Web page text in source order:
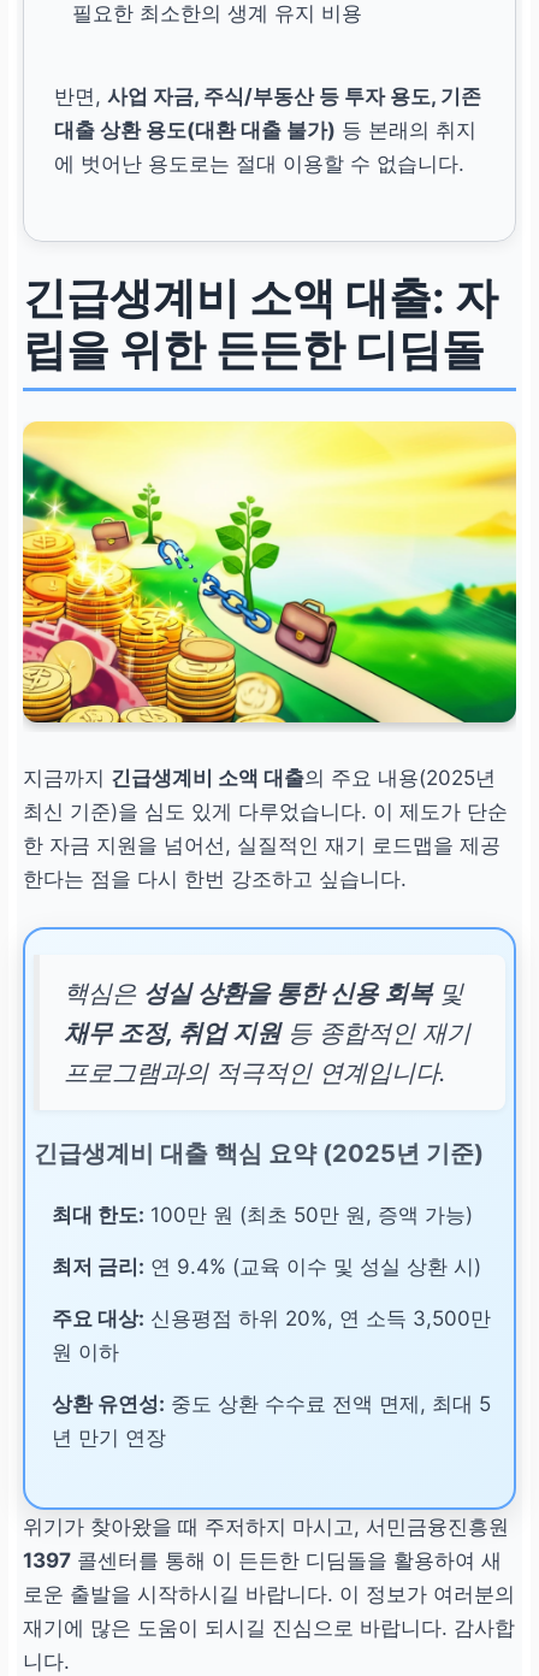
필요한 최소한의 생계 유지 비용
반면, 사업 자금, 주식/부동산 등 투자 용도, 기존
대출 상환 용도(대환 대출 불가) 등 본래의 취지
에 벗어난 용도로는 절대 이용할 수 없습니다.
긴급생계비 소액 대출: 자
립을 위한 든든한 디딤돌
지금까지 긴급생계비 소액 대출의 주요 내용(2025년
최신 기준)을 심도 있게 다루었습니다. 이 제도가 단순
한 자금 지원을 넘어선, 실질적인 재기 로드맵을 제공
한다는 점을 다시 한번 강조하고 싶습니다.
핵심은 성실 상환을 통한 신용 회복및
채무 조정, 취업 지원등 종합적인 재기
프로그램과의 적극적인 연계입니다.
긴급생계비 대출 핵심 요약 (2025년 기준)
최대 한도: 100만 원 (최초 50만 원, 증액 가능)
최저 금리: 연 9.4% (교육 이수 및 성실 상환 시)
주요 대상: 신용평점 하위 20%, 연 소득 3,500만
원 이하
상환 유연성: 중도 상환 수수료 전액 면제, 최대 5
년 만기 연장
위기가 찾아왔을 때 주저하지 마시고, 서민금융진흥원
1397 콜센터를 통해 이 든든한 디딤돌을 활용하여 새
로운 출발을 시작하시길 바랍니다. 이 정보가 여러분의
재기에 많은 도움이 되시길 진심으로 바랍니다. 감사합
니다.